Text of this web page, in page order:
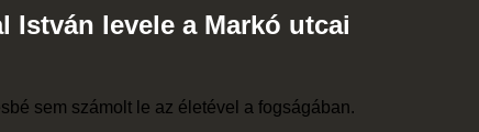
István levele a Markó utcai
sem számolt le az életével a fogságában.